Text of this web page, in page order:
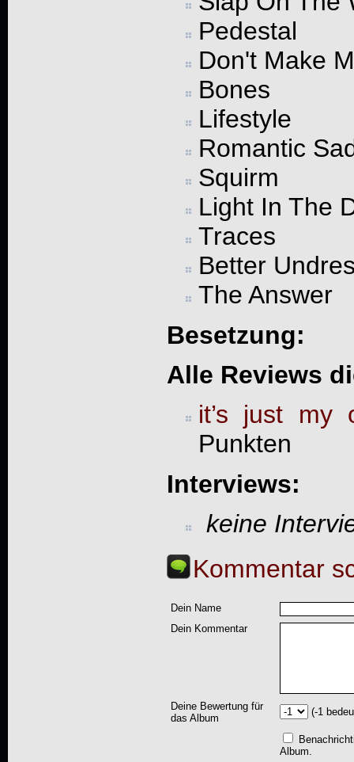
Pedestal
Don't Make
Bones
Lifestyle
Romantic
Squirm
Light In The
Traces
Better
The Answer
Besetzung:
Alle Reviews
it’s just my
Punkten
Interviews:
keine
Kommentar
Dein Name
Dein Kommentar
Deine Bewertung für
das Album
(-1
Album.